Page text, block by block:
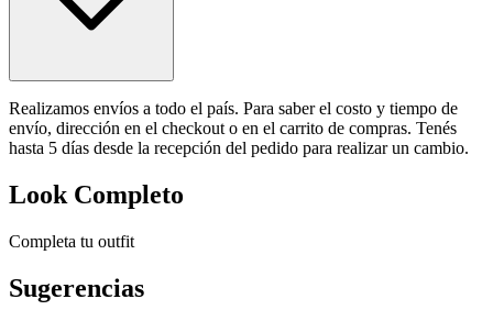
Realizamos envíos a todo el país. Para saber el costo y tiempo de
envío, dirección en el checkout o en el carrito de compras. Tenés
hasta 5 días desde la recepción del pedido para realizar un cambio.
Look Completo
Completa tu outfit
Sugerencias